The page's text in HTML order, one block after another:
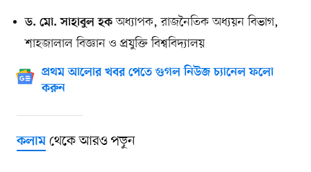
ড. মো. সাহাবুল হকঅধ্যাপক, রাজনৈতিক অধ্যয়ন বিভাগ,
শাহজালাল বিজ্ঞান ও প্রযুক্তি বিশ্ববিদ্যালয়
প্রথম আলোর খবর পেতে গুগল নিউজ চ্যানেল ফলো
করুন
কলামথেকে আরও পড়ুন